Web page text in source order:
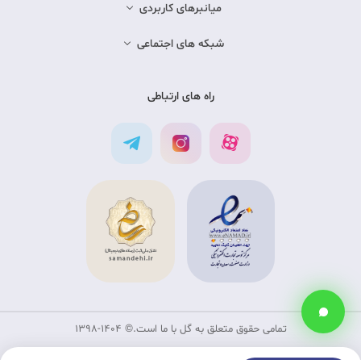
میانبرهای کاربردی
شبکه های اجتماعی
راه های ارتباطی
تمامی حقوق متعلق به گل با ما است.©‏ 1398-1404